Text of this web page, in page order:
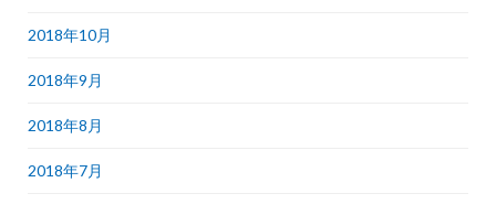
2018年10月
2018年9月
2018年8月
2018年7月